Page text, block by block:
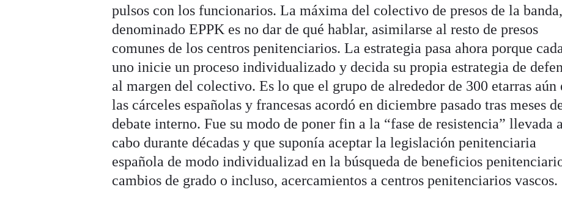
pulsos con los funcionarios. La máxima del colectivo de presos de la
denominado EPPK es no dar de qué hablar, asimilarse al resto de presos
comunes de los centros penitenciarios. La estrategia pasa ahora porque cada
uno inicie un proceso individualizado y decida su propia estrategia de
al margen del colectivo. Es lo que el grupo de alrededor de 300 etarras aún
las cárceles españolas y francesas acordó en diciembre pasado tras meses
debate interno. Fue su modo de poner fin a la “fase de resistencia” llevada a
cabo durante décadas y que suponía aceptar la legislación penitenciaria
española de modo individualizad en la búsqueda de beneficios
cambios de grado o incluso, acercamientos a centros penitenciarios vascos.